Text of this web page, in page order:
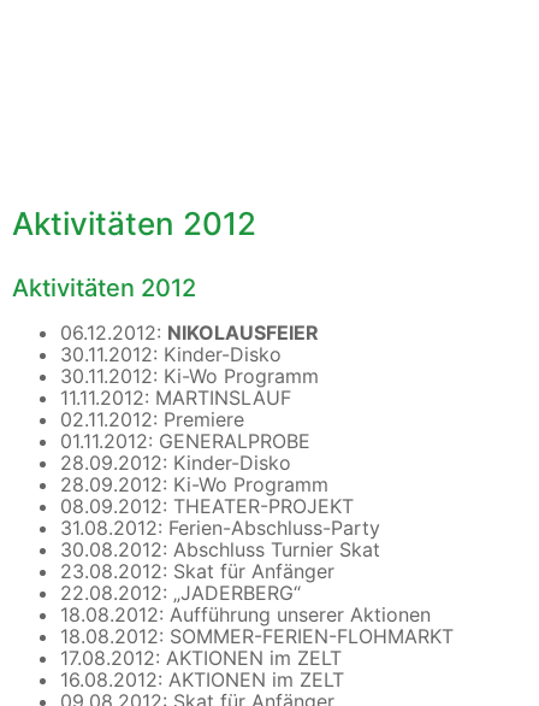
Herzlich willkommen
im Kinderprojekt »Sonnenblume e.V.«
Aktivitäten 2012
Aktivitäten 2012
06.12.2012: NIKOLAUSFEIER
30.11.2012: Kinder-Disko
30.11.2012: Ki-Wo Programm
11.11.2012: MARTINSLAUF
02.11.2012: Premiere
01.11.2012: GENERALPROBE
28.09.2012: Kinder-Disko
28.09.2012: Ki-Wo Programm
08.09.2012: THEATER-PROJEKT
31.08.2012: Ferien-Abschluss-Party
30.08.2012: Abschluss Turnier Skat
23.08.2012: Skat für Anfänger
22.08.2012: „JADERBERG“
18.08.2012: Aufführung unserer Aktionen
18.08.2012: SOMMER-FERIEN-FLOHMARKT
17.08.2012: AKTIONEN im ZELT
16.08.2012: AKTIONEN im ZELT
09.08.2012: Skat für Anfänger